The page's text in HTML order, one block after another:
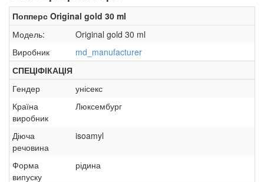
Попперс Original gold 30 ml
Модель:
Original gold 30 ml
Виробник
md_manufacturer
СПЕЦІФІКАЦІЯ
Гендер
унісекс
Країна
виробник
Люксембург
Діюча
речовина
isoamyl
Форма
випуску
рідина